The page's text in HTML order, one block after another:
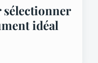
sélectionner
idéal